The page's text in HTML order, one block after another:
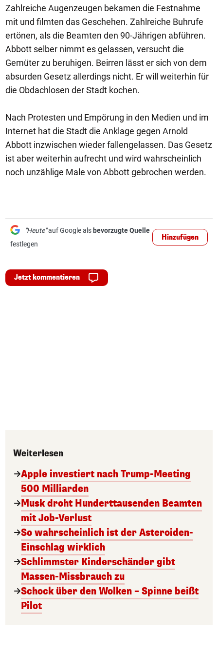
Zahlreiche Augenzeugen bekamen die Festnahme
mit und filmten das Geschehen. Zahlreiche Buhrufe
ertönen, als die Beamten den 90-Jährigen abführen.
Abbott selber nimmt es gelassen, versucht die
Gemüter zu beruhigen. Beirren lässt er sich von dem
absurden Gesetz allerdings nicht. Er will weiterhin für
die Obdachlosen der Stadt kochen.
Nach Protesten und Empörung in den Medien und im
Internet hat die Stadt die Anklage gegen Arnold
Abbott inzwischen wieder fallengelassen. Das Gesetz
ist aber weiterhin aufrecht und wird wahrscheinlich
noch unzählige Male von Abbott gebrochen werden.
"Heute"auf Google als bevorzugte Quelle
festlegen
Hinzufügen
Jetzt kommentieren
Weiterlesen
Apple investiert nach Trump-Meeting
500 Milliarden
Musk droht Hunderttausenden Beamten
mit Job-Verlust
So wahrscheinlich ist der Asteroiden-
Einschlag wirklich
Schlimmster Kinderschänder gibt
Massen-Missbrauch zu
Schock über den Wolken – Spinne beißt
Pilot